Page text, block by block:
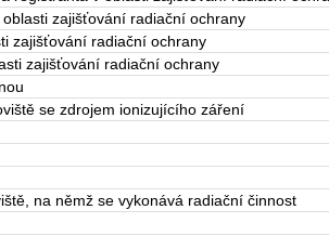
zajišťování radiační ochrany
zajišťování radiační ochrany
zajišťování radiační ochrany
se zdrojem ionizujícího záření
na němž se vykonává radiační činnost